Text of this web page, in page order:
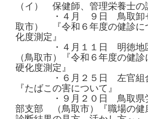
（イ） 保健師、管理栄養士の
・４月 ９日 鳥取卸セ
取市） 『令和６年度の健診に
化度測定』
・４月１１日 明徳地
（鳥取市）『令和６年度の健
硬化度測定』
・６月２５日 左官組合
『たばこの害について』
・９月２０日 鳥取県労
部支部 （鳥取市）『職場の健